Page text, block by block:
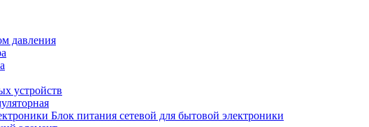
давления
устройств
Блок питания сетевой для бытовой электроники